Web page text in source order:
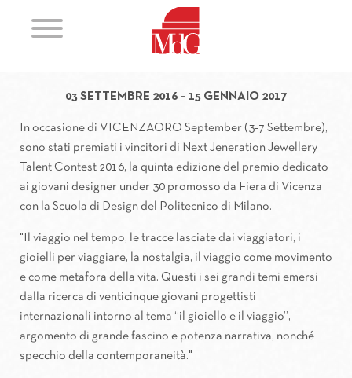
Il Gioiello e il Viaggio
Il Gioiello e il Viaggio
Il Gioiello e il Viaggio
Il Gioiello e il Viaggio
Il Gioiello e il Viaggio
03 SETTEMBRE 2016 – 15 GENNAIO 2017
In occasione di VICENZAORO September (3-7 Settembre),
sono stati premiati i vincitori di Next Jeneration Jewellery
Talent Contest 2016, la quinta edizione del premio dedicato
ai giovani designer under 30 promosso da Fiera di Vicenza
con la Scuola di Design del Politecnico di Milano.
"Il viaggio nel tempo, le tracce lasciate dai viaggiatori, i
gioielli per viaggiare, la nostalgia, il viaggio come movimento
e come metafora della vita. Questi i sei grandi temi emersi
dalla ricerca di venticinque giovani progettisti
internazionali intorno al tema “il gioiello e il viaggio”,
argomento di grande fascino e potenza narrativa, nonché
specchio della contemporaneità."